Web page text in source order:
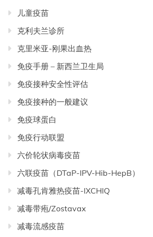
儿童疫苗
克利夫兰诊所
克里米亚-刚果出血热
免疫手册 – 新西兰卫生局
免疫接种安全性评估
免疫接种的一般建议
免疫球蛋白
免疫行动联盟
六价轮状病毒疫苗
六联疫苗（DTaP-IPV-Hib-HepB）
减毒孔肯雅热疫苗-IXCHIQ
减毒带疱/Zostavax
减毒流感疫苗